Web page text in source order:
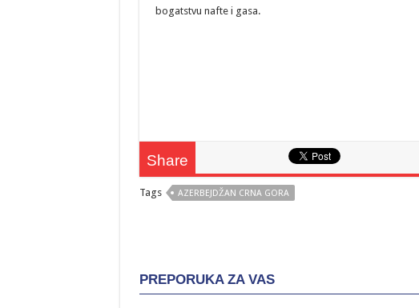
bogatstvu nafte i gasa.
Share
Tags AZERBEJDŽAN CRNA GORA